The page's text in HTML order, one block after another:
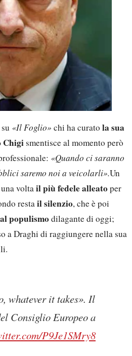
«Il Foglio» chi ha curato la sua
Chigismentisce al momento però
«Quando ci saranno
saremo noi a veicolarli».Un
voltail più fedele alleatoper
restail silenzio, che è poi
populismodilagante di oggi;
a Draghi di raggiungere nella sua
whatever it takes». Il
Consiglio Europeo a
P9Je1SMry8